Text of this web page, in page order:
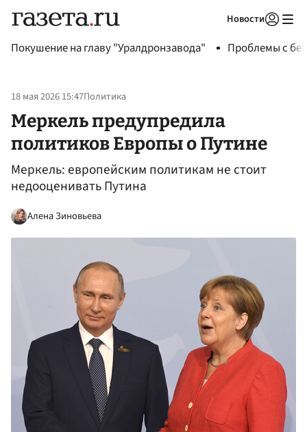
Новости
Покушение на главу "Уралдронзавода" Проблемы с
18 мая 2026 15:47Политика
Меркель предупредила
политиков Европы о Путине
Меркель: европейским политикам не стоит
недооценивать Путина
Алена Зиновьева